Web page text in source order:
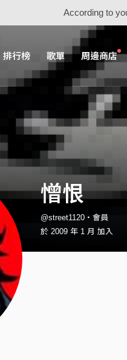
According to
排行榜 歌單 周邊商店
憎恨
@street1120・會員
於 2009 年 1 月 加入